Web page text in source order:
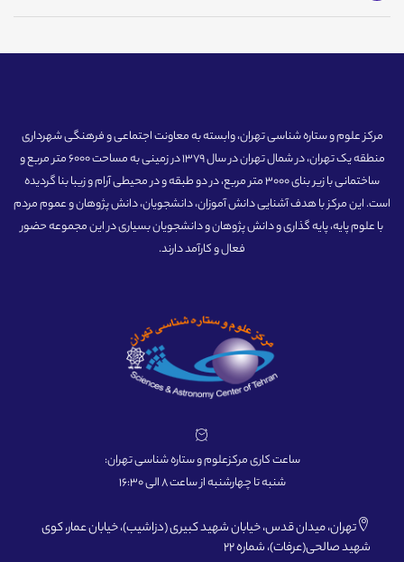
مرکز علوم و ستاره شناسی تهران، وابسته به معاونت اجتماعی و فرهنگی شهرداری
منطقه یک تهران، در شمال تهران در سال 1379 در زمینی به مساحت 6000 متر مربع و
ساختمانی با زیر بنای 3000 متر مربع، در دو طبقه و در محیطی آرام و زیبا بنا گردیده
است. این مرکز با هدف آشنایی دانش آموزان، دانشجویان، دانش پژوهان و عموم مردم
با علوم پایه، پایه گذاری و دانش پژوهان و دانشجویان بسیاری در این مجموعه حضور
فعال و کارآمد دارند.
ساعت کاری مرکزعلوم و ستاره شناسی تهران:
شنبه تا چهارشنبه از ساعت 8 الی 16:30
تهران، میدان قدس، خیابان شهید کبیری (دزاشیب)، خیابان عمار، کوی
شهید صالحی(عرفات)، شماره 22